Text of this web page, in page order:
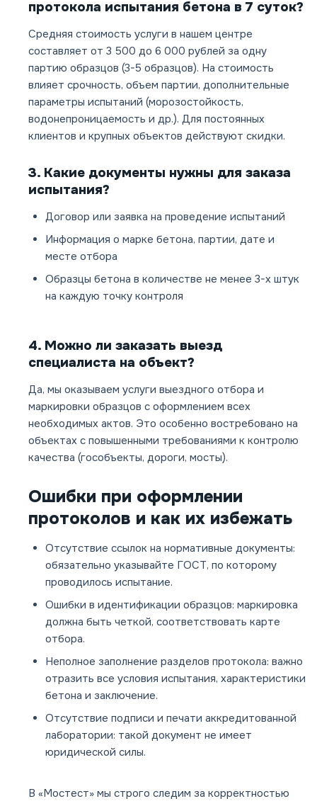
протокола испытания бетона в 7 суток?
Средняя стоимость услуги в нашем центре
составляет от 3 500 до 6 000 рублей за одну
партию образцов (3-5 образцов). На стоимость
влияет срочность, объем партии, дополнительные
параметры испытаний (морозостойкость,
водонепроницаемость и др.). Для постоянных
клиентов и крупных объектов действуют скидки.
3. Какие документы нужны для заказа
испытания?
Договор или заявка на проведение испытаний
Информация о марке бетона, партии, дате и
месте отбора
Образцы бетона в количестве не менее 3-х штук
на каждую точку контроля
4. Можно ли заказать выезд
специалиста на объект?
Да, мы оказываем услуги выездного отбора и
маркировки образцов с оформлением всех
необходимых актов. Это особенно востребовано на
объектах с повышенными требованиями к контролю
качества (гособъекты, дороги, мосты).
Ошибки при оформлении
протоколов и как их избежать
Отсутствие ссылок на нормативные документы:
обязательно указывайте ГОСТ, по которому
проводилось испытание.
Ошибки в идентификации образцов: маркировка
должна быть четкой, соответствовать карте
отбора.
Неполное заполнение разделов протокола: важно
отразить все условия испытания, характеристики
бетона и заключение.
Отсутствие подписи и печати аккредитованной
лаборатории: такой документ не имеет
юридической силы.
В «Мостест» мы строго следим за корректностью